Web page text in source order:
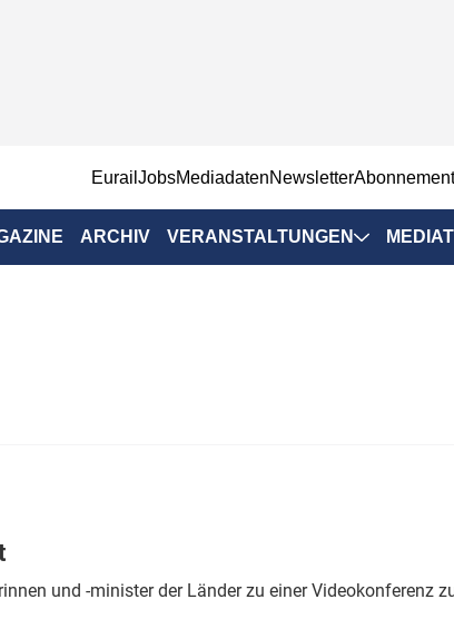
EurailJobsMediadatenNewsletterAbonnement
ARCHIV VERANSTALTUNGEN
und -minister der Länder zu einer Videokonferenz